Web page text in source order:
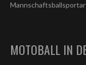
MOTOBALL IN